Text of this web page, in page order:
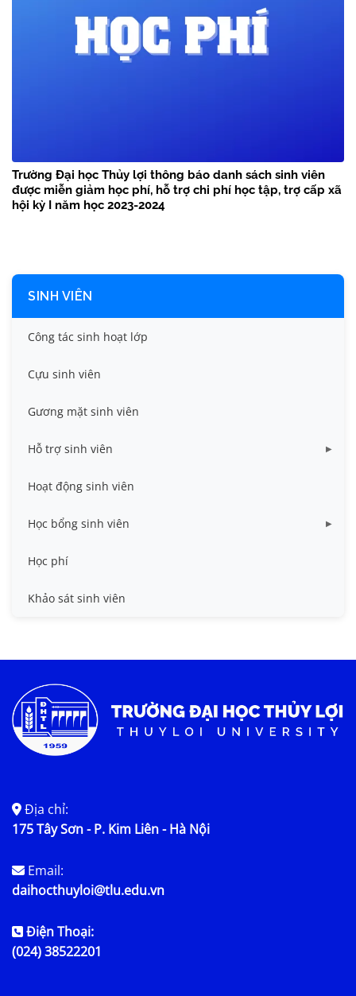
Trường Đại học Thủy lợi thông báo danh sách sinh viên
được miễn giảm học phí, hỗ trợ chi phí học tập, trợ cấp xã
hội kỳ I năm học 2023-2024
SINH VIÊN
Công tác sinh hoạt lớp
Cựu sinh viên
Gương mặt sinh viên
Hỗ trợ sinh viên
Miễn giảm học phí
Nhà ở
Hoạt động sinh viên
Học bổng sinh viên
HB khuyến khích học tập
HB Lê Văn Kiểm và gia đình
Học phí
Khảo sát sinh viên
Địa chỉ:
175 Tây Sơn - P. Kim Liên - Hà Nội
Email:
daihocthuyloi@tlu.edu.vn
Điện Thoại:
(024) 38522201